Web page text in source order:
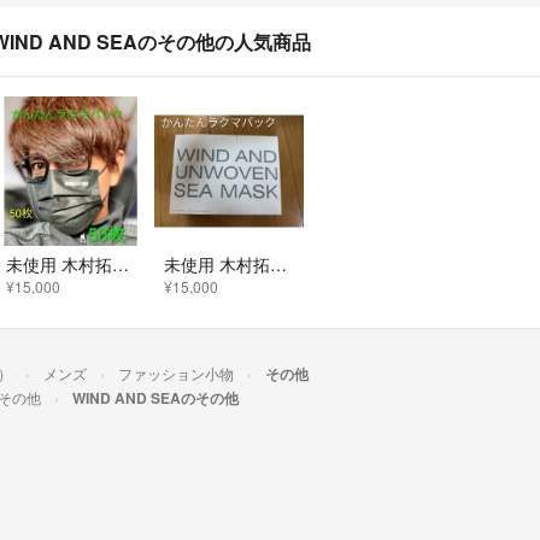
AND SEAのその他の人気商品
未使用 木村拓哉着 WIND AND SEA マスク キムタク着 私物 ウィンダンシー マスク50枚 ブラック 黒 完売品 正規
¥15,000
未使用 木村拓哉着 WIND AND SEA マスク キムタク着 私物 ウィンダンシー マスク50枚 ホワイト 白 完売品 正規品
¥15,000
メンズ ファッション小物 その他
の他 WIND AND SEAのその他